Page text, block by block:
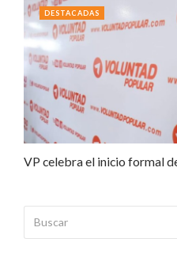
VP celebra el inicio formal
DESTACADAS